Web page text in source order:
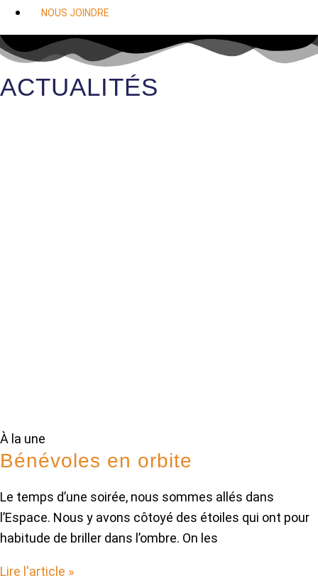
NOUS JOINDRE
ACTUALITÉS
À la une
Bénévoles en orbite
Le temps d’une soirée, nous sommes allés dans
l’Espace. Nous y avons côtoyé des étoiles qui ont pour
habitude de briller dans l’ombre. On les
Lire l'article »